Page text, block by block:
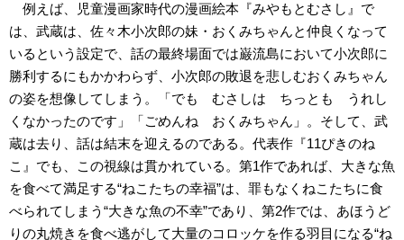
例えば、児童漫画家時代の漫画絵本『みやもとむさし』で
は、武蔵は、佐々木小次郎の妹・おくみちゃんと仲良くなって
いるという設定で、話の最終場面では巌流島において小次郎に
勝利するにもかかわらず、小次郎の敗退を悲しむおくみちゃん
の姿を想像してしまう。「でも むさしは ちっとも うれし
くなかったのです」「ごめんね おくみちゃん」。そして、武
蔵は去り、話は結末を迎えるのである。代表作『11ぴきのね
こ』でも、この視線は貫かれている。第1作であれば、大きな魚
を食べて満足する“ねこたちの幸福”は、罪もなくねこたちに食
べられてしまう“大きな魚の不幸”であり、第2作では、あほうど
りの丸焼きを食べ逃がして大量のコロッケを作る羽目になる“ね